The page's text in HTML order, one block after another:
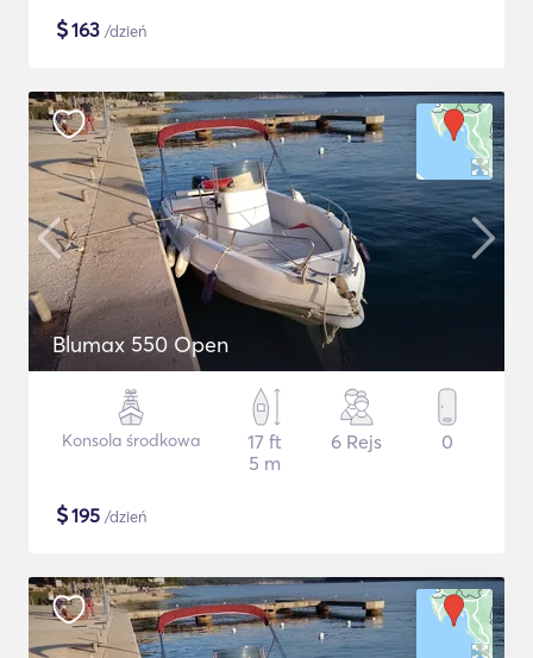
$163 /dzień
Blumax 550 Open
Konsola środkowa
17 ft
5 m
6 Rejs 0
$195 /dzień